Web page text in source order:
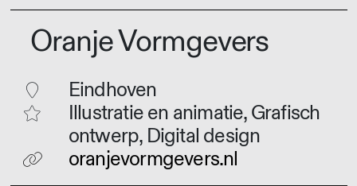
Oranje Vormgevers
Eindhoven
Illustratie en animatie, Grafisch
ontwerp, Digital design
oranjevormgevers.nl